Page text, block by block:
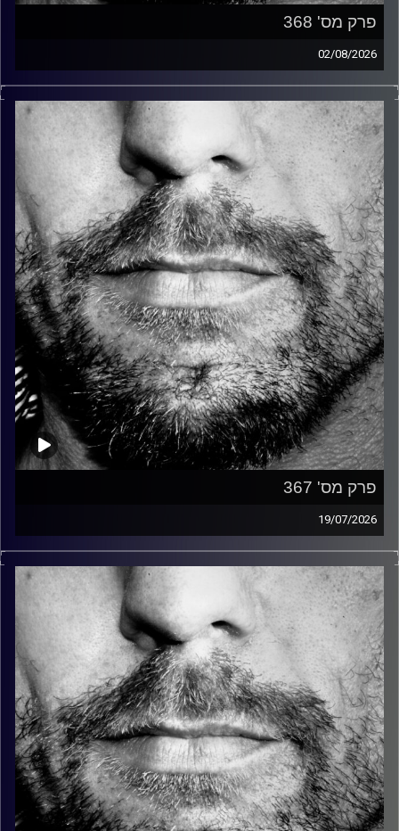
פרק מס' 368
02/08/2026
זיפים, מוזיקה מחוספסת של הופעות חיות. הרבה ג'אם, רוק,
בלוז, bluegrass, ג'אז, Fאנק, פרוגרסיב ואפילו אלקטרוניקה.
כל מה שחי, אמיתי ונושם.
עם שמוליק רגב.
קרדיט תמונות: David Goehring
פרק מס' 367
19/07/2026
זיפים, מוזיקה מחוספסת של הופעות חיות. הרבה ג'אם, רוק,
בלוז, bluegrass, ג'אז, Fאנק, פרוגרסיב ואפילו אלקטרוניקה.
כל מה שחי, אמיתי ונושם.
עם שמוליק רגב.
קרדיט תמונות: David Goehring